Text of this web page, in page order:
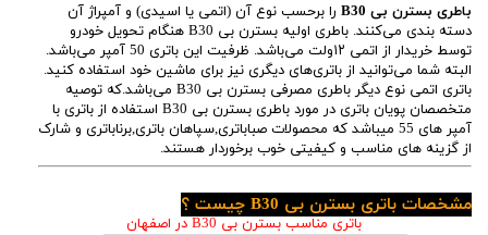
باطری بسترن بی B30
را برحسب نوع آن (اتمی یا اسیدی) و آمپراژ آن
دسته بندی می‌کنند. باطری اولیه بسترن بی B30 هنگام تحویل خودرو
توسط خریدار از اتمی ۱۲ولت می‌باشد. ظرفیت این باتری 50 آمپر می‌باشد.
البته شما می‌توانید از باتری‌های دیگری نیز برای ماشین خود استفاده کنید.
باتری اتمی نوع دیگر باطری مصرفی بسترن بی B30 می‌باشد.که توصیه
متخصصان پویان باتری در مورد باطری بسترن بی B30 استفاده از باتری با
آمپر های 55 میباشد که محصولات صباباتری,سپاهان باتری,برناباتری و شارک
از گزینه های مناسب و کیفیتی خوب برخوردار هستند.
مشخصات باتری بسترن بی B30 چیست ؟
باتری مناسب بسترن بی B30 در اصفهان